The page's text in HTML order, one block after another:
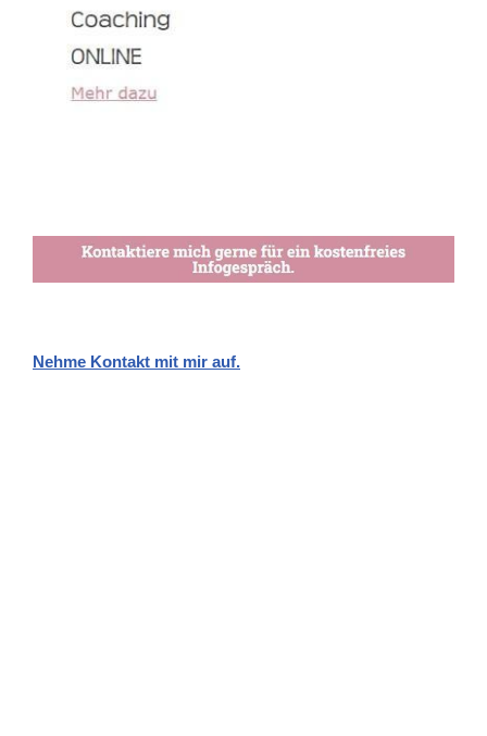
Nehme Kontakt mit mir auf.